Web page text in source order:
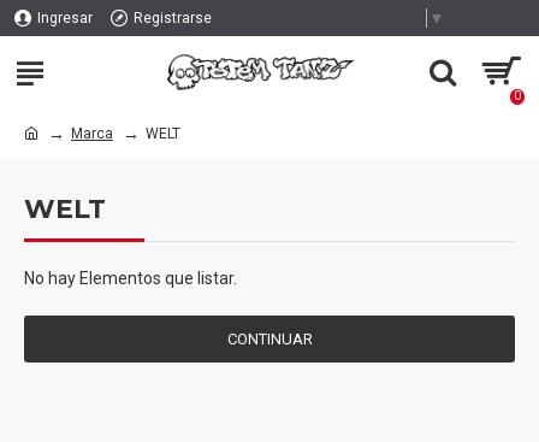
Ingresar Registrarse ▼
0
Marca WELT
WELT
No hay Elementos que listar.
CONTINUAR